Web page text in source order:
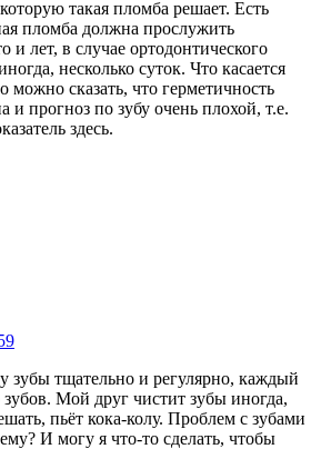
такая пломба решает. Есть
пломба должна прослужить
и лет, в случае ортодонтического
несколько суток. Что касается
можно сказать, что герметичность
прогноз по зубу очень плохой, т.е.
здесь.
зубы тщательно и регулярно, каждый
зубов. Мой друг чистит зубы иногда,
пьёт кока-колу. Проблем с зубами
И могу я что-то сделать, чтобы